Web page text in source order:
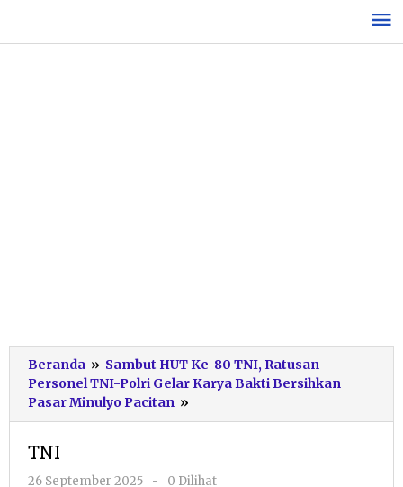
konten
Beranda » Sambut HUT Ke-80 TNI, Ratusan
Personel TNI-Polri Gelar Karya Bakti Bersihkan
Pasar Minulyo Pacitan »
TNI
26 September 2025
oleh
-
0 Dilihat